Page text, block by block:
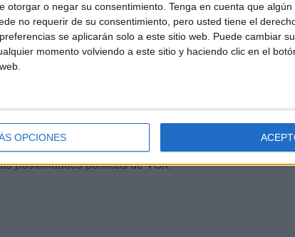
otorgar o negar su consentimiento. Tenga en cuenta que
no requerir de su consentimiento, pero usted tiene el
se aplicarán solo a este sitio web. Puede cambiar
momento volviendo a este sitio y haciendo clic en el
OPCIONES
suscitada en Extremadura, lo cual, acredita la
con la política.
en este sentido, y la respuesta de los extremeños
acontecer en las tres próximas Elecciones
al P.P., interesaba e interesa a corto plazo el
posibilidades políticas de VOX.